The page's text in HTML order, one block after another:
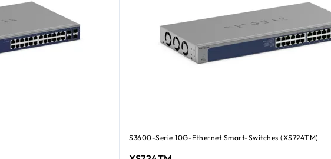
S3600-Serie 10G-Ethernet Smart-Switches (XS724TM)